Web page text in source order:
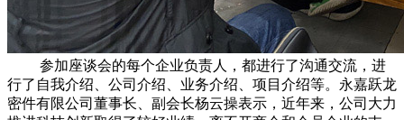
参加座谈会的每个企业负责人，都进行了沟通交流，进
行了自我介绍、公司介绍、业务介绍、项目介绍等。永嘉跃龙
密件有限公司董事长、副会长杨云操表示，近年来，公司大力